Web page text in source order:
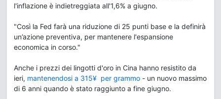
l'inflazione è indietreggiata all'1,6% a giugno.
"Così la Fed farà una riduzione di 25 punti base e la definirà
un’azione preventiva, per mantenere l'espansione
economica in corso."
Anche i prezzi dei lingotti d'oro in Cina hanno resistito da
ieri, mantenendosi a 315¥ per grammo - un nuovo massimo
di 6 anni quando è stato raggiunto a fine giugno.